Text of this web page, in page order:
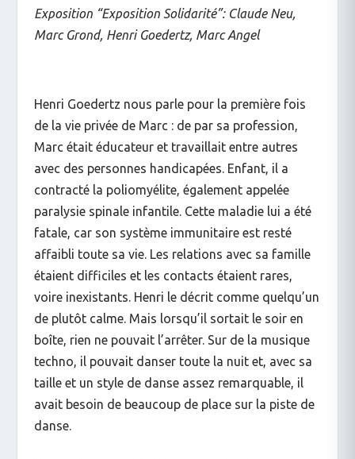
Exposition “Exposition Solidarité”: Claude Neu,
Marc Grond, Henri Goedertz, Marc Angel
Henri Goedertz nous parle pour la première fois
de la vie privée de Marc : de par sa profession,
Marc était éducateur et travaillait entre autres
avec des personnes handicapées. Enfant, il a
contracté la poliomyélite, également appelée
paralysie spinale infantile. Cette maladie lui a été
fatale, car son système immunitaire est resté
affaibli toute sa vie. Les relations avec sa famille
étaient difficiles et les contacts étaient rares,
voire inexistants. Henri le décrit comme quelqu’un
de plutôt calme. Mais lorsqu’il sortait le soir en
boîte, rien ne pouvait l’arrêter. Sur de la musique
techno, il pouvait danser toute la nuit et, avec sa
taille et un style de danse assez remarquable, il
avait besoin de beaucoup de place sur la piste de
danse.